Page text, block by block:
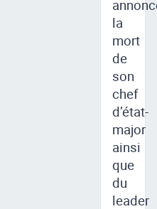
la
mort
de
son
chef
d’état-
major
ainsi
que
du
leader